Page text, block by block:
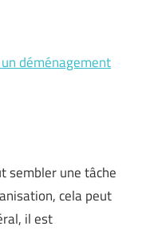
déménagement
sembler une tâche
cela peut
il est